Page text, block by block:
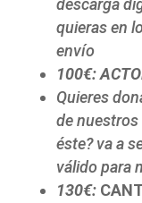
descarga
quieras en
envío
100€:
Quieres
de
éste? va a
válido para
130€: